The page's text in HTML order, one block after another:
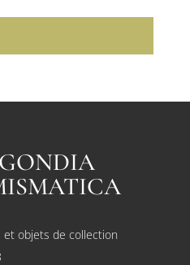
et objets de collection